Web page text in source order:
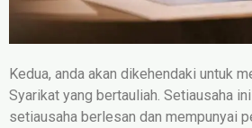
Kedua, anda akan dikehendaki untuk
Syarikat yang bertauliah. Setiausaha
setiausaha berlesan dan mempunyai